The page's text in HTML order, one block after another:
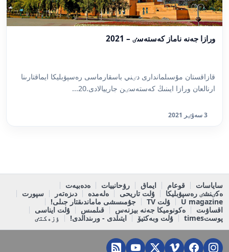
ورازا جەنە ناماز كەستەسٸ – 2021
قازاقستان مۇسىلماندارى دٸني باسقارماسى رەسپۋبليكا ايماقتارىنا
ارنالعان ورازا ايىنىڭ كەستەسٸن جارييالادى.20...
3 سەۋٸر 2021
ساياسات قوعام ايماق رۋحانييات
ەدەبيەت
ەكٸنشٸ رەسپۋبليكا
ۇلت تاريحى ەلەمدە دىزەتەر
سپورت
U magazine
ۇلت TV
جۇمىسشى ماماندىقتار جىلى!
اقساۋىت
ەكونوميكا جەنە بيزنەس قىلمىس
ۇلت ايناسى
پوستtimes
ۇلت وبەكتيۆ ايتىلدى - ورىندالدى! ٶزەكتٸ